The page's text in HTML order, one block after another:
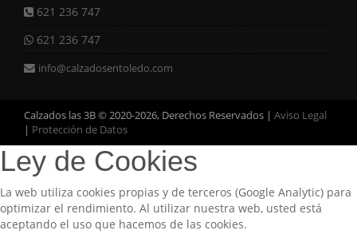
621 236 747
621 236 747
info@calzadosentoledo.com
Calzados las 3B © 2020-2026, Derechos Reservados | Aviso Legal
| Protección de Datos
Ley de Cookies
La web utiliza cookies propias y de terceros (Google Analytic) para
optimizar el rendimiento. Al utilizar nuestra web, usted está
aceptando el uso que hacemos de las cookies.